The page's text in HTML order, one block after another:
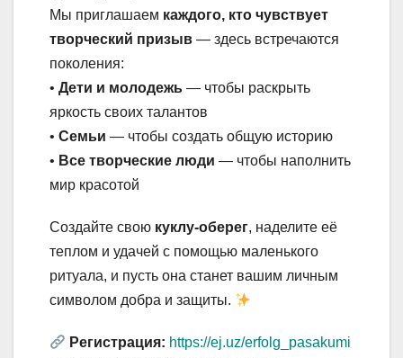
Мы приглашаем каждого, кто чувствует
творческий призыв — здесь встречаются
поколения:
• Дети и молодежь — чтобы раскрыть
яркость своих талантов
• Семьи — чтобы создать общую историю
• Все творческие люди — чтобы наполнить
мир красотой
Создайте свою куклу-оберег, наделите её
теплом и удачей с помощью маленького
ритуала, и пусть она станет вашим личным
символом добра и защиты.
Регистрация: https://ej.uz/erfolg_pasakumi